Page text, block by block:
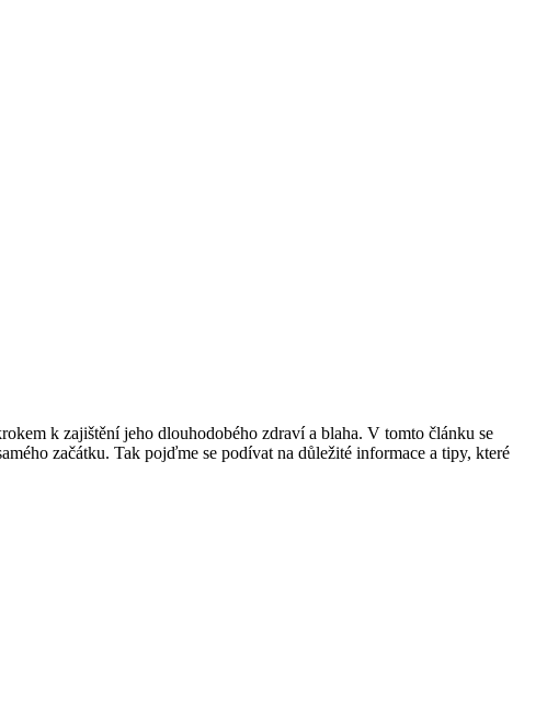
k zajištění jeho dlouhodobého zdraví a blaha. V tomto článku se
začátku. Tak pojďme se podívat na důležité informace a tipy, které